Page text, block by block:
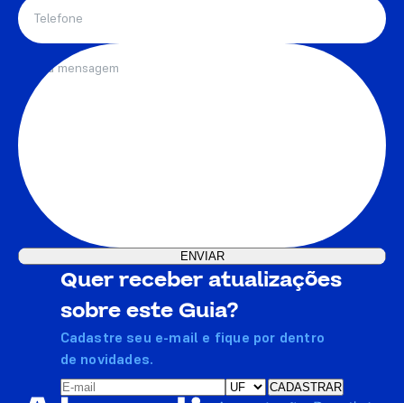
Quer receber atualizações
sobre este Guia?
Cadastre seu e-mail e fique por dentro
de novidades.